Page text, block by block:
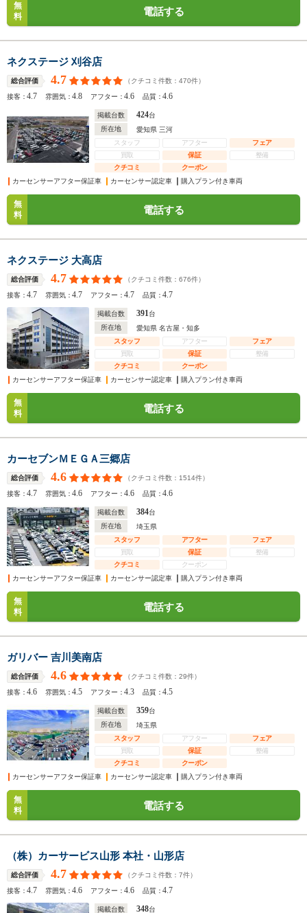
無
料
電話する
ネクステージ 刈谷店
総合評価 4.7 （クチコミ件数： 470件）
接客：4.7 雰囲気：4.8 アフター：4.6 品質：4.6
掲載台数 424台
所在地
愛知県 三河
スタッフ
アフター
フェア
買取
保証
整備
クチコミ
クーポン
カーセンサーアフター保証車
カーセンサー認定車 購入プラン付き車両
無
料
電話する
ネクステージ 大高店
総合評価 4.7 （クチコミ件数： 676件）
接客：4.7 雰囲気：4.7 アフター：4.7 品質：4.7
掲載台数 391台
所在地
愛知県 名古屋・知多
スタッフ
アフター
フェア
買取
保証
整備
クチコミ
クーポン
カーセンサーアフター保証車
カーセンサー認定車 購入プラン付き車両
無
料
電話する
カーセブンＭＥＧＡ三郷店
総合評価 4.6 （クチコミ件数： 1514件）
接客：4.7 雰囲気：4.6 アフター：4.6 品質：4.6
掲載台数 384台
所在地
埼玉県
スタッフ
アフター
フェア
買取
保証
整備
クチコミ
クーポン
カーセンサーアフター保証車
カーセンサー認定車 購入プラン付き車両
無
料
電話する
ガリバー 吉川美南店
総合評価 4.6 （クチコミ件数： 29件）
接客：4.6 雰囲気：4.5 アフター：4.3 品質：4.5
掲載台数 359台
所在地
埼玉県
スタッフ
アフター
フェア
買取
保証
整備
クチコミ
クーポン
カーセンサーアフター保証車
カーセンサー認定車 購入プラン付き車両
無
料
電話する
（株）カーサービス山形 本社・山形店
総合評価 4.7 （クチコミ件数： 7件）
接客：4.7 雰囲気：4.6 アフター：4.6 品質：4.7
掲載台数 348台